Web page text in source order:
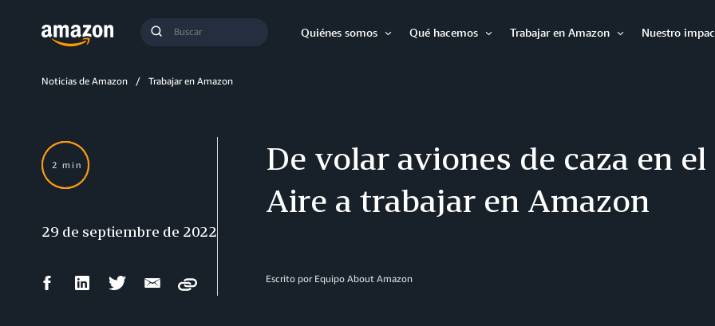
Enviar
Quiénes somos
Qué hacemos
Trabajar en Amazon
Nuestro
Noticias de Amazon Trabajar en Amazon
De volar aviones de caza en
Aire a trabajar en Amazon
Escrito por Equipo About Amazon
2 min
29 de septiembre de 2022
CompartirCompartirCompartirCompartir
Copy